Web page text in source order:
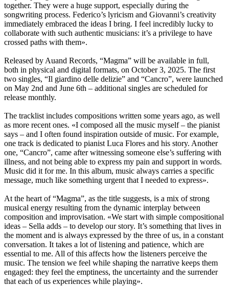
together. They were a huge support, especially during the
songwriting process. Federico’s lyricism and Giovanni’s creativity
immediately embraced the ideas I bring. I feel incredibly lucky to
collaborate with such authentic musicians: it’s a privilege to have
crossed paths with them».
Released by Auand Records, “Magma” will be available in full,
both in physical and digital formats, on October 3, 2025. The first
two singles, “Il giardino delle delizie” and “Cancro”, were launched
on May 2nd and June 6th – additional singles are scheduled for
release monthly.
The tracklist includes compositions written some years ago, as well
as more recent ones. «I composed all the music myself – the pianist
says – and I often found inspiration outside of music. For example,
one track is dedicated to pianist Luca Flores and his story. Another
one, “Cancro”, came after witnessing someone else’s suffering with
illness, and not being able to express my pain and support in words.
Music did it for me. In this album, music always carries a specific
message, much like something urgent that I needed to express».
At the heart of “Magma”, as the title suggests, is a mix of strong
musical energy resulting from the dynamic interplay between
composition and improvisation. «We start with simple compositional
ideas – Sella adds – to develop our story. It’s something that lives in
the moment and is always expressed by the three of us, in a constant
conversation. It takes a lot of listening and patience, which are
essential to me. All of this affects how the listeners perceive the
music. The tension we feel while shaping the narrative keeps them
engaged: they feel the emptiness, the uncertainty and the surrender
that each of us experiences while playing».